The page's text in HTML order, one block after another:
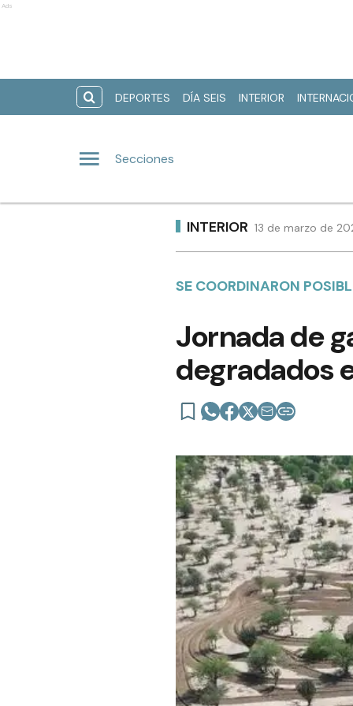
Ads
DEPORTES DÍA SEIS INTERIOR
Secciones
INTERIOR 13 de marzo de
SE COORDINARON
Jornada de
degradados